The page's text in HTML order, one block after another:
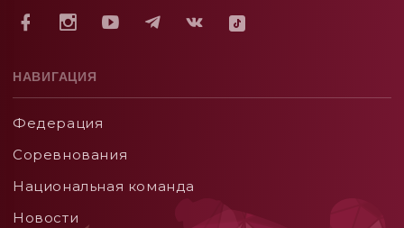
НАВИГАЦИЯ
Федерация
Соревнования
Национальная команда
Новости